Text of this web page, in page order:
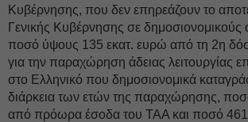
Κυβέρνησης, που δεν επηρεάζουν το
Γενικής Κυβέρνησης σε
ποσό ύψους 135 εκατ. ευρώ από τη 2η
για την παραχώρηση άδειας λειτουργίας
στο Ελληνικό που δημοσιονομικά
διάρκεια των ετών της παραχώρησης,
από πρόωρα έσοδα του ΤΑΑ και ποσό